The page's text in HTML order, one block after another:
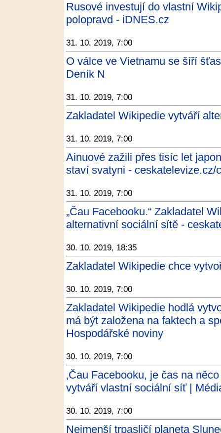
Rusové investují do vlastní
polopravd - iDNES.cz
31. 10. 2019, 7:00
O válce ve Vietnamu se šíří
Deník N
31. 10. 2019, 7:00
Zakladatel Wikipedie vytváří
31. 10. 2019, 7:00
Ainuové zažili přes tisíc let
staví svatyni - ceskatelevize.cz/
31. 10. 2019, 7:00
„Čau Facebooku.“ Zakladatel
alternativní sociální sítě -
30. 10. 2019, 18:35
Zakladatel Wikipedie chce
30. 10. 2019, 7:00
Zakladatel Wikipedie hodlá
má být založena na faktech a
Hospodářské noviny
30. 10. 2019, 7:00
‚Čau Facebooku, je čas na
vytváří vlastní sociální síť |
30. 10. 2019, 7:00
Nejmenší trpasličí planeta